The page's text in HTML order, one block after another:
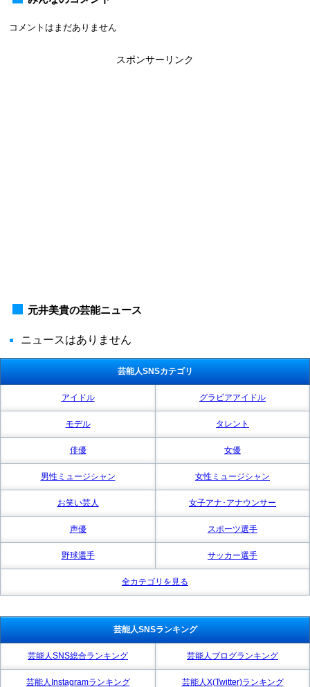
コメントはまだありません
スポンサーリンク
元井美貴の芸能ニュース
ニュースはありません
芸能人SNSカテゴリ
アイドル グラビアアイドル
モデル タレント
俳優 女優
男性ミュージシャン 女性ミュージシャン
お笑い芸人 女子アナ･アナウンサー
声優 スポーツ選手
野球選手 サッカー選手
全カテゴリを見る
芸能人SNSランキング
芸能人SNS総合ランキング 芸能人ブログランキング
芸能人Instagramランキング 芸能人X(Twitter)ランキング